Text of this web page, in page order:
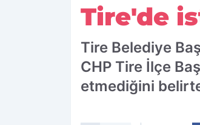
Tire'de
Tire Belediye
CHP Tire İlçe
etmediğini